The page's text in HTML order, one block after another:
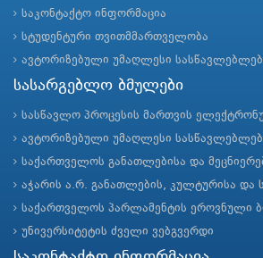
საკონტაქტო ინფორმაცია
სტუდენტური თვითმმართველობა
ავტორიზებული უმაღლესი
სასარგებლო ბმულები
სასწავლო პროცესის მართვის
ავტორიზებული უმაღლესი
საქართველოს განათლებისა და
აჭარის ა.რ. განათლების, კულტურისა და
საქართველოს პარლამენტის ეროვნული
უნივერსიტეტის ძველი ვებგვერდი